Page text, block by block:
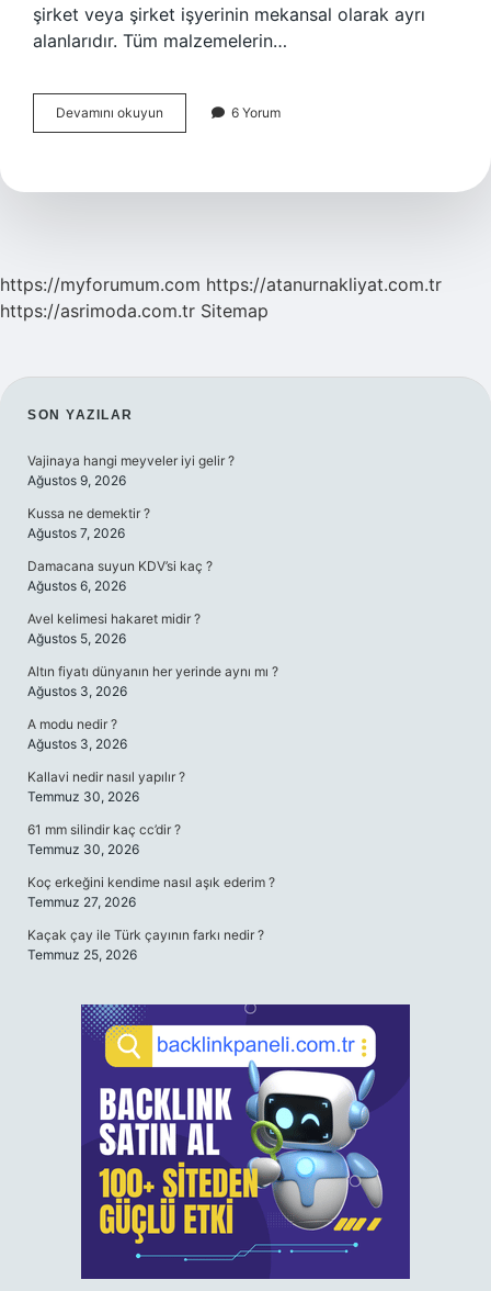
şirket veya şirket işyerinin mekansal olarak ayrı
alanlarıdır. Tüm malzemelerin…
Devamını okuyun
Faturası
6 Yorum
https://myforumum.com https://atanurnakliyat.com.tr
https://asrimoda.com.tr Sitemap
SIDEBAR
SON YAZILAR
Vajinaya hangi meyveler iyi gelir ?
Ağustos 9, 2026
Kussa ne demektir ?
Ağustos 7, 2026
Damacana suyun KDV’si kaç ?
Ağustos 6, 2026
Avel kelimesi hakaret midir ?
Ağustos 5, 2026
Altın fiyatı dünyanın her yerinde aynı mı ?
Ağustos 3, 2026
A modu nedir ?
Ağustos 3, 2026
Kallavi nedir nasıl yapılır ?
Temmuz 30, 2026
61 mm silindir kaç cc’dir ?
Temmuz 30, 2026
Koç erkeğini kendime nasıl aşık ederim ?
Temmuz 27, 2026
Kaçak çay ile Türk çayının farkı nedir ?
Temmuz 25, 2026